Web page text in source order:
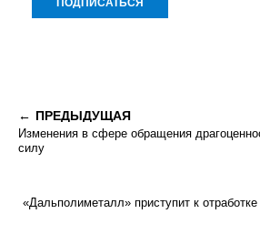
ПРЕДЫДУЩАЯ
Изменения в сфере обращения
силу
«Дальполиметалл» приступит к